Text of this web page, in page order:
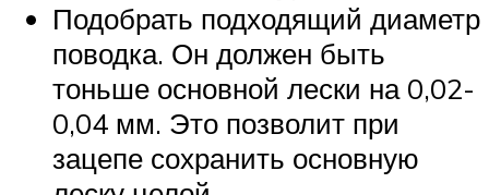
Подобрать подходящий диаметр
поводка. Он должен быть
тоньше основной лески на 0,02-
0,04 мм. Это позволит при
зацепе сохранить основную